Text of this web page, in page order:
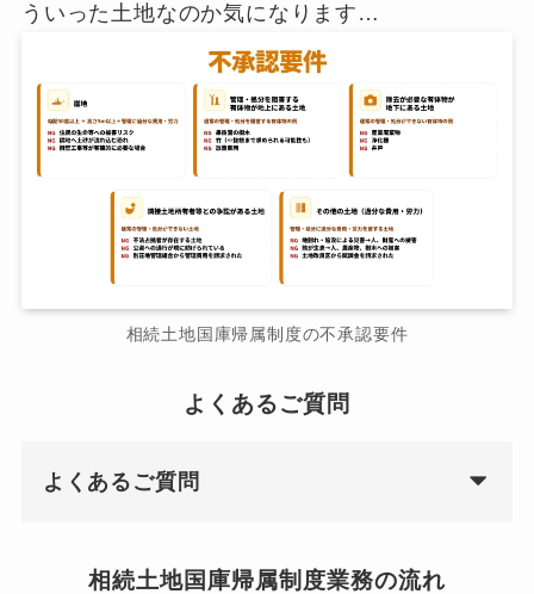
ういった土地なのか気になります…
相続土地国庫帰属制度の不承認要件
よくあるご質問
よくあるご質問
相続土地国庫帰属制度業務の流れ